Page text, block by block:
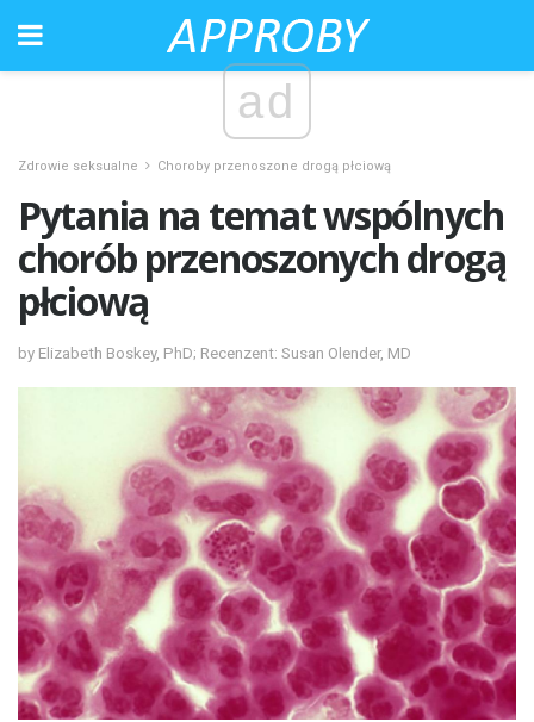
ad
Zdrowie seksualne Choroby przenoszone drogą płciową
Pytania na temat wspólnych
chorób przenoszonych drogą
płciową
by Elizabeth Boskey, PhD; Recenzent: Susan Olender, MD